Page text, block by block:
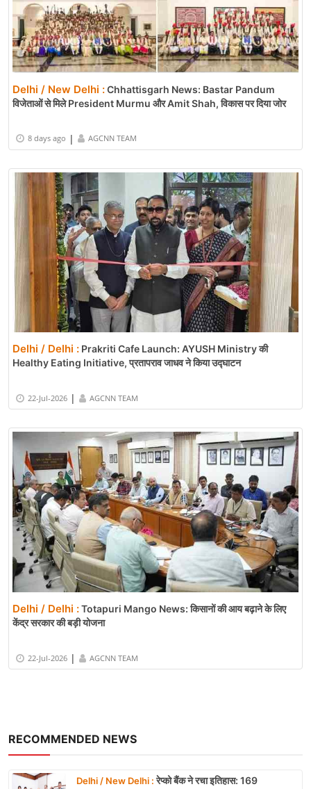
RECOMMENDED NEWS
Delhi / New Delhi :रेप्को बैंक ने रचा इतिहास: 169
Delhi / New Delhi :Chhattisgarh News: Bastar Pandum
विजेताओं से मिले President Murmu और Amit Shah, विकास पर दिया जोर
8 days ago | AGCNN TEAM
Delhi / Delhi : Prakriti Cafe Launch: AYUSH Ministry की
Healthy Eating Initiative, प्रतापराव जाधव ने किया उद्घाटन
22-Jul-2026 | AGCNN TEAM
Delhi / Delhi :Totapuri Mango News: किसानों की आय बढ़ाने के लिए
केंद्र सरकार की बड़ी योजना
22-Jul-2026 | AGCNN TEAM